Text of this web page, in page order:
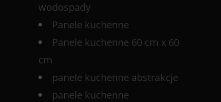
wodospady
Panele kuchenne
Panele kuchenne 60 cm x 60
cm
panele kuchenne abstrakcje
panele kuchenne